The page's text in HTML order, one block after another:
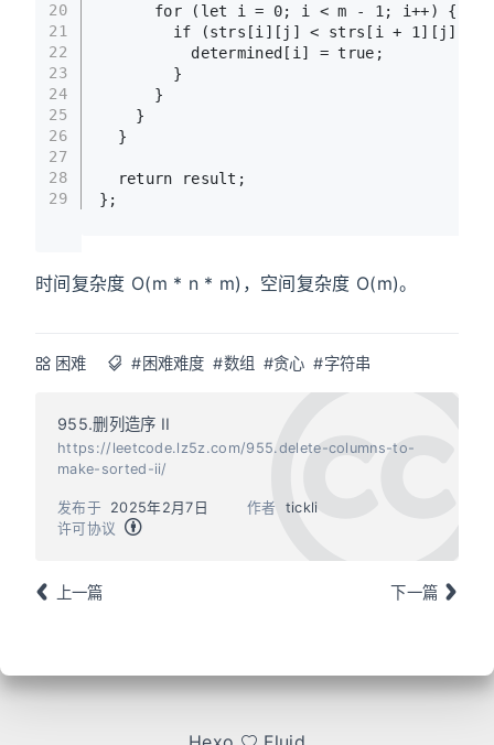
20
21
22
23
24
25
26
27
28
29
for ( let i = 0; i < m - 1 ; i++) {
if (strs[i][j] < strs[i + 1 ][j]) {
          determined[i] =
true ;
        }
      }
    }
  }
return result;
};
时间复杂度 O(m * n * m)，空间复杂度 O(m)。
困难 #困难难度 #数组 #贪心 #字符串
955.删列造序 II
https://leetcode.lz5z.com/955.delete-columns-to-
make-sorted-ii/
作者 tickli
发布于
2025年2月7日
许可协议
上一篇 下一篇